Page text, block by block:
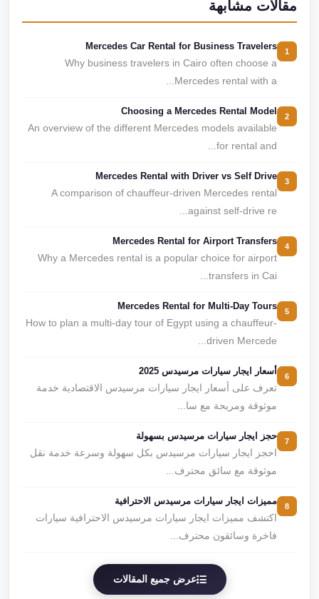
مقالات مشابهة
Mercedes Car Rental for Business Travelers
Why business travelers in Cairo often choose a
Mercedes rental with a...
Choosing a Mercedes Rental Model
An overview of the different Mercedes models available
for rental and...
Mercedes Rental with Driver vs Self Drive
A comparison of chauffeur-driven Mercedes rental
against self-drive re...
Mercedes Rental for Airport Transfers
Why a Mercedes rental is a popular choice for airport
transfers in Cai...
Mercedes Rental for Multi-Day Tours
How to plan a multi-day tour of Egypt using a chauffeur-
driven Mercede...
أسعار ايجار سيارات مرسيدس 2025
تعرف على أسعار ايجار سيارات مرسيدس الاقتصادية خدمة
موثوقة ومريحة مع سا...
حجز ايجار سيارات مرسيدس بسهولة
احجز ايجار سيارات مرسيدس بكل سهولة وسرعة خدمة نقل
موثوقة مع سائق محترف...
مميزات ايجار سيارات مرسيدس الاحترافية
اكتشف مميزات ايجار سيارات مرسيدس الاحترافية سيارات
فاخرة وسائقون محترف...
عرض جميع المقالات